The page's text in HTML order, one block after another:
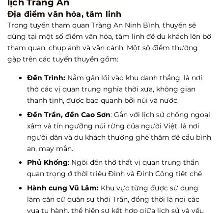
lịch Tràng An
Địa điểm văn hóa, tâm linh
Trong tuyến tham quan Tràng An Ninh Bình, thuyền sẽ
dừng tại một số điểm văn hóa, tâm linh để du khách lên bờ
tham quan, chụp ảnh và vãn cảnh. Một số điểm thường
gặp trên các tuyến thuyền gồm:
Đền Trình: Nằm gần lối vào khu danh thắng, là nơi
thờ các vị quan trung nghĩa thời xưa, không gian
thanh tịnh, được bao quanh bởi núi và nước.
Đền Trần, đền Cao Sơn: Gắn với lịch sử chống ngoại
xâm và tín ngưỡng núi rừng của người Việt, là nơi
người dân và du khách thường ghé thăm để cầu bình
an, may mắn.
Phủ Khống: Ngôi đền thờ thất vị quan trung thần
quan trọng ở thời triều Đinh và Đinh Công tiết chế
Hành cung Vũ Lâm: Khu vực từng được sử dụng
làm căn cứ quân sự thời Trần, đồng thời là nơi các
vua tu hành, thể hiện sự kết hợp giữa lịch sử và yếu